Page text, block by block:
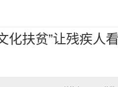
化扶贫”让残疾人